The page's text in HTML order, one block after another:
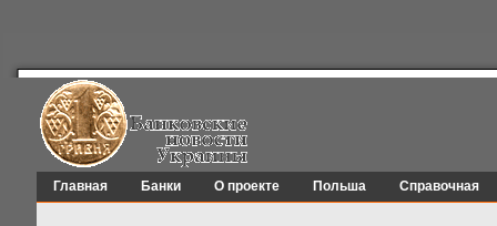
Главная Банки О проекте Польша Справочная